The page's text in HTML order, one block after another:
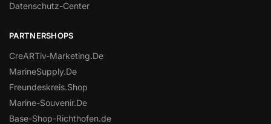
Datenschutz-Center
PARTNERSHOPS
CreARTiv-Marketing.De
MarineSupply.De
Freundeskreis.Shop
Marine-Souvenir.De
Base-Shop-Richthofen.de